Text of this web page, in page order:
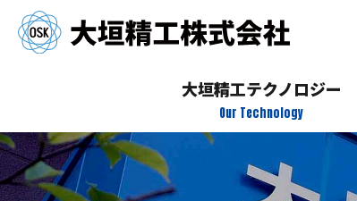
大垣精工テクノロジー
Our Technology
電動化